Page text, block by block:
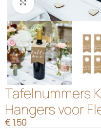
Klik om te vergroten
Tafelnummers
Hangers voor
€1.50